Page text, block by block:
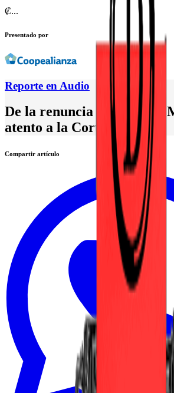
₡...
Presentado por
Reporte en Audio
De la renuncia de Patricia
atento a la Corte
Compartir artículo